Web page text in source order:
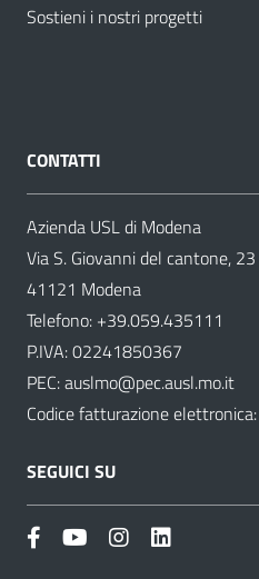
Sostieni i nostri progetti
CONTATTI
Azienda USL di Modena
Via S. Giovanni del cantone, 23
41121 Modena
Telefono: +39.059.435111
P.IVA: 02241850367
PEC:auslmo@pec.ausl.mo.it
Codice fatturazione elettronica:
SEGUICI SU